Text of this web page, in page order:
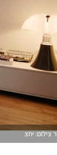
צילום: יחצ